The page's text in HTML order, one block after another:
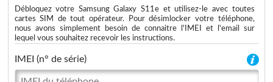
Débloquez votre Samsung Galaxy S11e et utilisez-le avec toutes
cartes SIM de tout opérateur. Pour désimlocker votre téléphone,
nous avons simplement besoin de connaitre l'IMEI et l'email sur
lequel vous souhaitez recevoir les instructions.
IMEI (n° de série)